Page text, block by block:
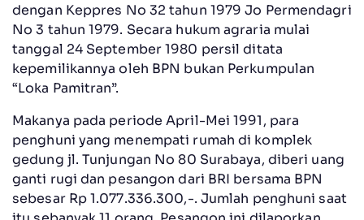
dengan Keppres No 32 tahun 1979 Jo Permendagri
No 3 tahun 1979. Secara hukum agraria mulai
tanggal 24 September 1980 persil ditata
kepemilikannya oleh BPN bukan Perkumpulan
“Loka Pamitran”.
Makanya pada periode April-Mei 1991, para
penghuni yang menempati rumah di komplek
gedung jl. Tunjungan No 80 Surabaya, diberi uang
ganti rugi dan pesangon dari BRI bersama BPN
sebesar Rp 1.077.336.300,-. Jumlah penghuni saat